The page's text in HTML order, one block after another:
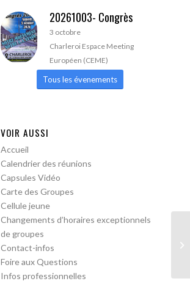
20261003- Congrès
3 octobre
Charleroi Espace Meeting
Européen (CEME)
Tous les évenements
VOIR AUSSI
Accueil
Calendrier des réunions
Capsules Vidéo
Carte des Groupes
Cellule jeune
Changements d’horaires exceptionnels
de groupes
Contact-infos
Foire aux Questions
Infos professionnelles